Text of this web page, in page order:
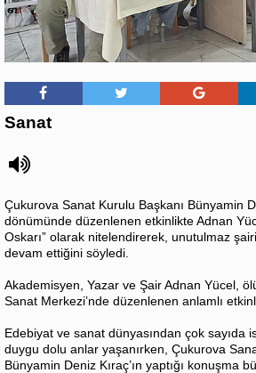
Sanat
Çukurova Sanat Kurulu Başkanı Bünyamin
dönümünde düzenlenen etkinlikte Adnan
Oskarı” olarak nitelendirerek, unutulmaz
devam ettiğini söyledi.
Akademisyen, Yazar ve Şair Adnan Yücel,
Sanat Merkezi’nde düzenlenen anlamlı
Edebiyat ve sanat dünyasından çok sayıda
duygu dolu anlar yaşanırken, Çukurova
Bünyamin Deniz Kıraç’ın yaptığı konuşma